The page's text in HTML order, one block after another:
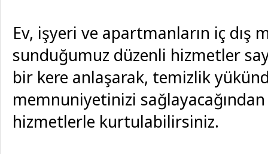
Ev, işyeri ve apartmanların iç dış
sunduğumuz düzenli hizmetler
bir kere anlaşarak, temizlik
memnuniyetinizi
hizmetlerle kurtulabilirsiniz.